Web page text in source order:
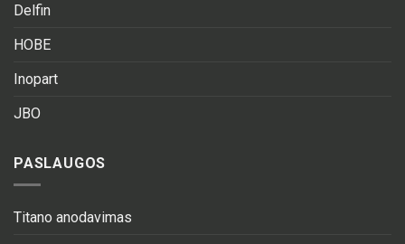
Delfin
HOBE
Inopart
JBO
PASLAUGOS
Titano anodavimas